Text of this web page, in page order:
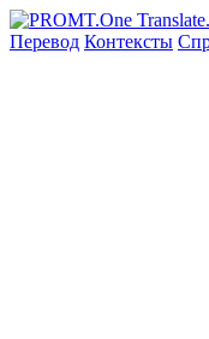
Перевод Контексты